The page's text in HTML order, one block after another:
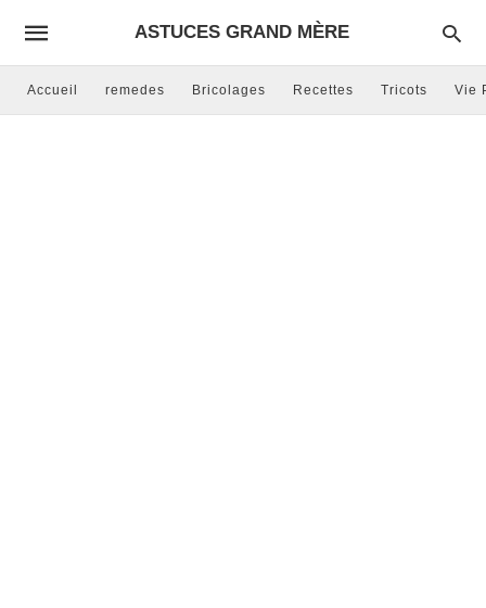
ASTUCES GRAND MÈRE
Accueil remedes Bricolages Recettes Tricots Vie